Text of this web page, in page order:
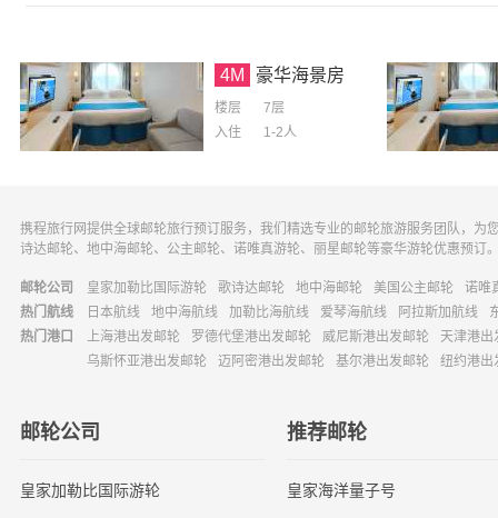
4M 豪华海景房
楼层
7层
入住
1-2人
携程旅行网提供全球邮轮旅行预订服务，我们精选专业的邮轮旅游服务团队，
诗达邮轮、地中海邮轮、公主邮轮、诺唯真游轮、丽星邮轮等豪华游轮优惠预订
邮轮公司 皇家加勒比国际游轮 歌诗达邮轮 地中海邮轮 美国公主邮轮
诺唯
热门航线
日本航线 地中海航线 加勒比海航线 爱琴海航线 阿拉斯加航线
热门港口
上海港出发邮轮 罗德代堡港出发邮轮 威尼斯港出发邮轮
天津港出
乌斯怀亚港出发邮轮
迈阿密港出发邮轮 基尔港出发邮轮 纽约港出
邮轮公司
皇家加勒比国际游轮
推荐邮轮
皇家海洋量子号